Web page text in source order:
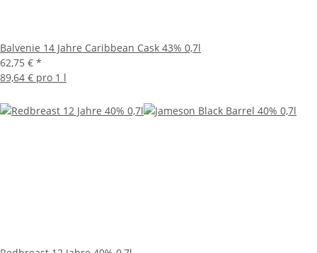
Balvenie 14 Jahre Caribbean Cask 43% 0,7l
62,75 € *
89,64 € pro 1 l